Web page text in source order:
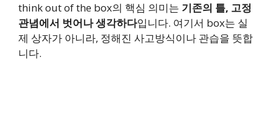
think out of the box의 핵심 의미는 기존의 틀, 고정
관념에서 벗어나 생각하다입니다. 여기서 box는 실
제 상자가 아니라, 정해진 사고방식이나 관습을 뜻합
니다.